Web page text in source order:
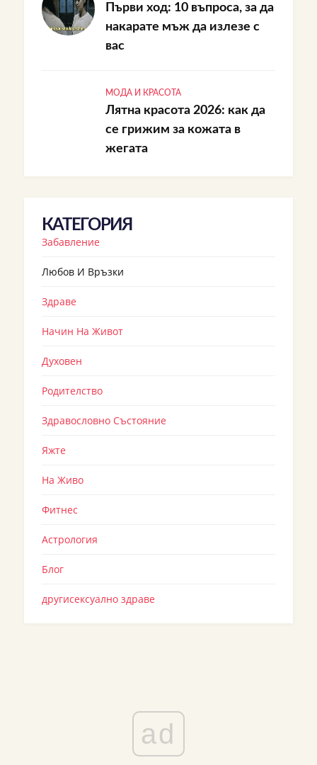
Първи ход: 10 въпроса, за да
накарате мъж да излезе с
вас
МОДА И КРАСОТА
Лятна красота 2026: как да
се грижим за кожата в
жегата
КАТЕГОРИЯ
Забавление
Любов И Връзки
Здраве
Начин На Живот
Духовен
Родителство
Здравословно Състояние
Яжте
На Живо
Фитнес
Астрология
Блог
другисексуално здраве
ad